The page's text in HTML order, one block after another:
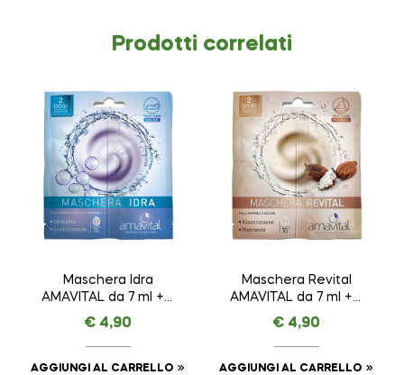
Prodotti correlati
Maschera Idra
AMAVITAL da 7 ml + 7
ml
€ 4,90
AGGIUNGI AL CARRELLO
Maschera Revital
AMAVITAL da 7 ml + 7
ml
€ 4,90
AGGIUNGI AL CARRELLO